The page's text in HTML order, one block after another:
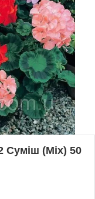
Суміш (Mix) 50